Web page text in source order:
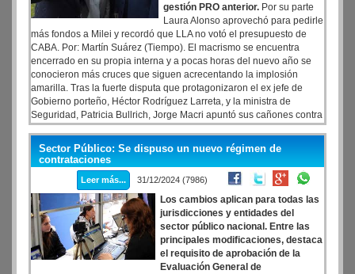
$ 2.000.000:
Aplicable solo para billeteras virtuales, en caso de
transferencias bancarias o virtuales superiores a dicho
gestión PRO anterior. Por su parte
Laura Alonso aprovechó para pedirle
más fondos a Milei y recordó que LLA no votó el presupuesto de
CABA. Por: Martín Suárez (Tiempo). El macrismo se encuentra
encerrado en su propia interna y a pocas horas del nuevo año se
conocieron más cruces que siguen acrecentando la implosión
amarilla. Tras la fuerte disputa que protagonizaron el ex jefe de
Gobierno porteño, Héctor Rodríguez Larreta, y la ministra de
Seguridad, Patricia Bullrich, Jorge Macri apuntó sus cañones contra
el ex intendente PRO al recordar que Larreta contaba con los
recursos necesarios para realizar las modificaciones carcelarias
que hubieran ayudado a contener la fuga de presos, pero señaló
que «tenía otras prioridades».
Sector Público: Se dispuso un nuevo régimen de
contrataciones
Leer más... 31/12/2024 (7986)
Los cambios aplican para todas las
jurisdicciones y entidades del
sector público nacional. Entre las
principales modificaciones, destaca
el requisito de aprobación de la
Evaluación General de